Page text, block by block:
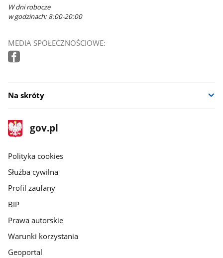
W dni robocze
w godzinach: 8:00-20:00
MEDIA SPOŁECZNOŚCIOWE:
Na skróty
stopka
gov.pl
Strona
gov.pl
gov.pl
Polityka cookies
Służba cywilna
Profil zaufany
BIP
Prawa autorskie
Warunki korzystania
Geoportal